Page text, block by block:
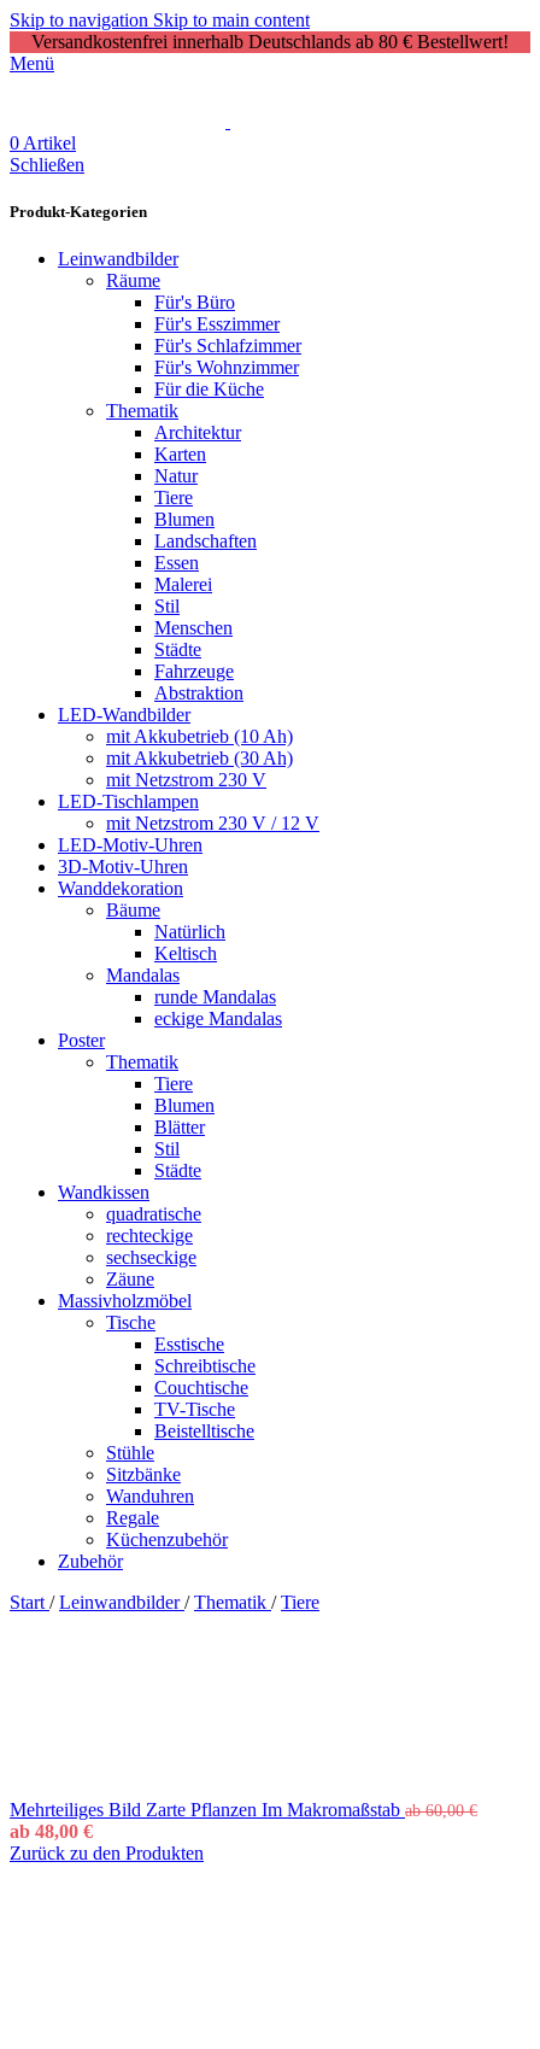
Skip to navigation Skip to main content
Versandkostenfrei innerhalb Deutschlands ab 80 € Bestellwert!
Menü
0 Artikel
Schließen
Produkt-Kategorien
Leinwandbilder
Räume
Für's Büro
Für's Esszimmer
Für's Schlafzimmer
Für's Wohnzimmer
Für die Küche
Thematik
Architektur
Karten
Natur
Tiere
Blumen
Landschaften
Essen
Malerei
Stil
Menschen
Städte
Fahrzeuge
Abstraktion
LED-Wandbilder
mit Akkubetrieb (10 Ah)
mit Akkubetrieb (30 Ah)
mit Netzstrom 230 V
LED-Tischlampen
mit Netzstrom 230 V / 12 V
LED-Motiv-Uhren
3D-Motiv-Uhren
Wanddekoration
Bäume
Natürlich
Keltisch
Mandalas
runde Mandalas
eckige Mandalas
Poster
Thematik
Tiere
Blumen
Blätter
Stil
Städte
Wandkissen
quadratische
rechteckige
sechseckige
Zäune
Massivholzmöbel
Tische
Esstische
Schreibtische
Couchtische
TV-Tische
Beistelltische
Stühle
Sitzbänke
Wanduhren
Regale
Küchenzubehör
Zubehör
Start / Leinwandbilder/ Thematik / Tiere
Mehrteiliges Bild Zarte Pflanzen Im Makromaßstab ab60,00€
ab 48,00 €
Zurück zu den Produkten